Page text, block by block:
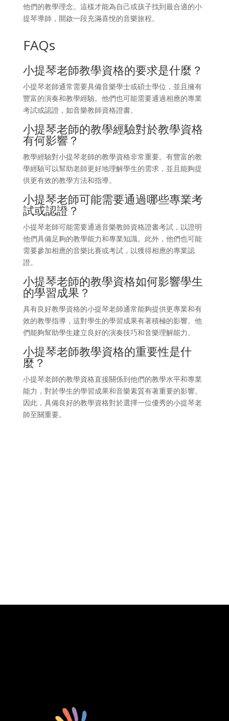
他們的教學理念。這樣才能為自己或孩子找到最合適的小
提琴導師，開啟一段充滿喜悅的音樂旅程。
FAQs
小提琴老師教學資格的要求是什麼？
小提琴老師通常需要具備音樂學士或碩士學位，並且擁有
豐富的演奏和教學經驗。他們也可能需要通過相應的專業
考試或認證，如音樂教師資格證書。
小提琴老師的教學經驗對於教學資格
有何影響？
教學經驗對小提琴老師的教學資格非常重要。有豐富的教
學經驗可以幫助老師更好地理解學生的需求，並且能夠提
供更有效的教學方法和指導。
小提琴老師可能需要通過哪些專業考
試或認證？
小提琴老師可能需要通過音樂教師資格證書考試，以證明
他們具備足夠的教學能力和專業知識。此外，他們也可能
需要參加相應的音樂比賽或考試，以獲得相應的專業認
證。
小提琴老師的教學資格如何影響學生
的學習成果？
具有良好教學資格的小提琴老師通常能夠提供更專業和有
效的教學指導，這對學生的學習成果有著積極的影響。他
們能夠幫助學生建立良好的演奏技巧和音樂理解能力。
小提琴老師教學資格的重要性是什
麼？
小提琴老師的教學資格直接關係到他們的教學水平和專業
能力，對於學生的學習成果和音樂素質有著重要的影響。
因此，具備良好的教學資格對於選擇一位優秀的小提琴老
師至關重要。